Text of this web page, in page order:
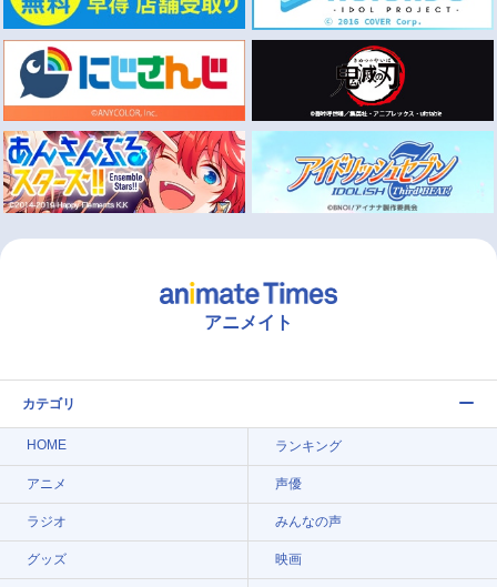
アニメイト
カテゴリ
HOME ランキング
アニメ 声優
ラジオ みんなの声
グッズ 映画